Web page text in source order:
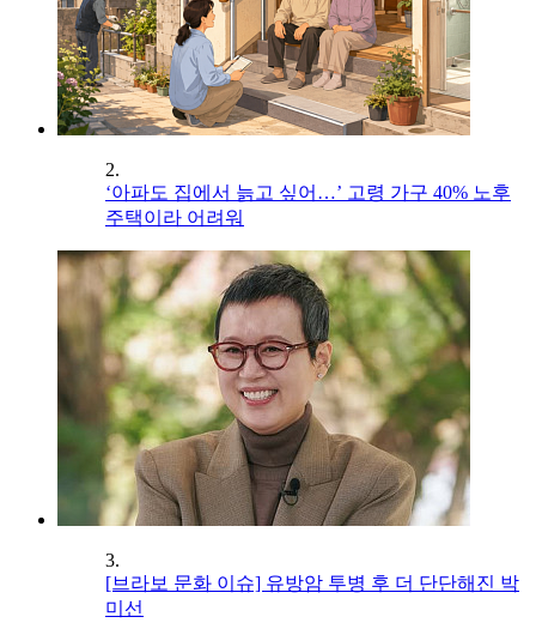
2.
‘아파도 집에서 늙고 싶어…’ 고령 가구 40% 노후
주택이라 어려워
3.
[브라보 문화 이슈] 유방암 투병 후 더 단단해진 박
미선